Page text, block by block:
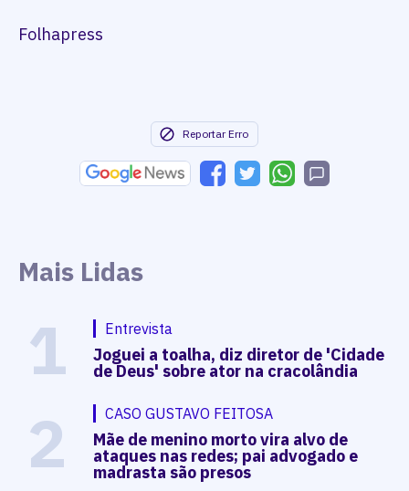
Folhapress
Reportar Erro
Mais Lidas
1 Entrevista
Joguei a toalha, diz diretor de 'Cidade
de Deus' sobre ator na cracolândia
2 CASO GUSTAVO FEITOSA
Mãe de menino morto vira alvo de
ataques nas redes; pai advogado e
madrasta são presos